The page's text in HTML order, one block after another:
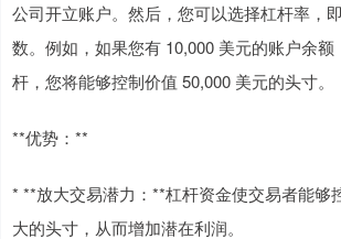
公司开立账户。然后，您可以选择杠杆率，
数。例如，如果您有 10,000 美元的账户余
杆，您将能够控制价值 50,000 美元的头寸。
**优势：**
* **放大交易潜力：**杠杆资金使交易者能够
大的头寸，从而增加潜在利润。